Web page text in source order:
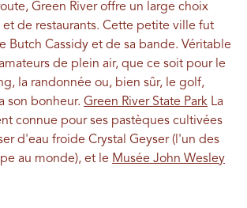
Green River offre un large choix
de restaurants. Cette petite ville fut
Butch Cassidy et de sa bande. Véritable
de plein air, que ce soit pour le
la randonnée ou, bien sûr, le golf,
son bonheur. Green River State Park La
connue pour ses pastèques cultivées
d'eau froide Crystal Geyser (l'un des
au monde), et le Musée John Wesley